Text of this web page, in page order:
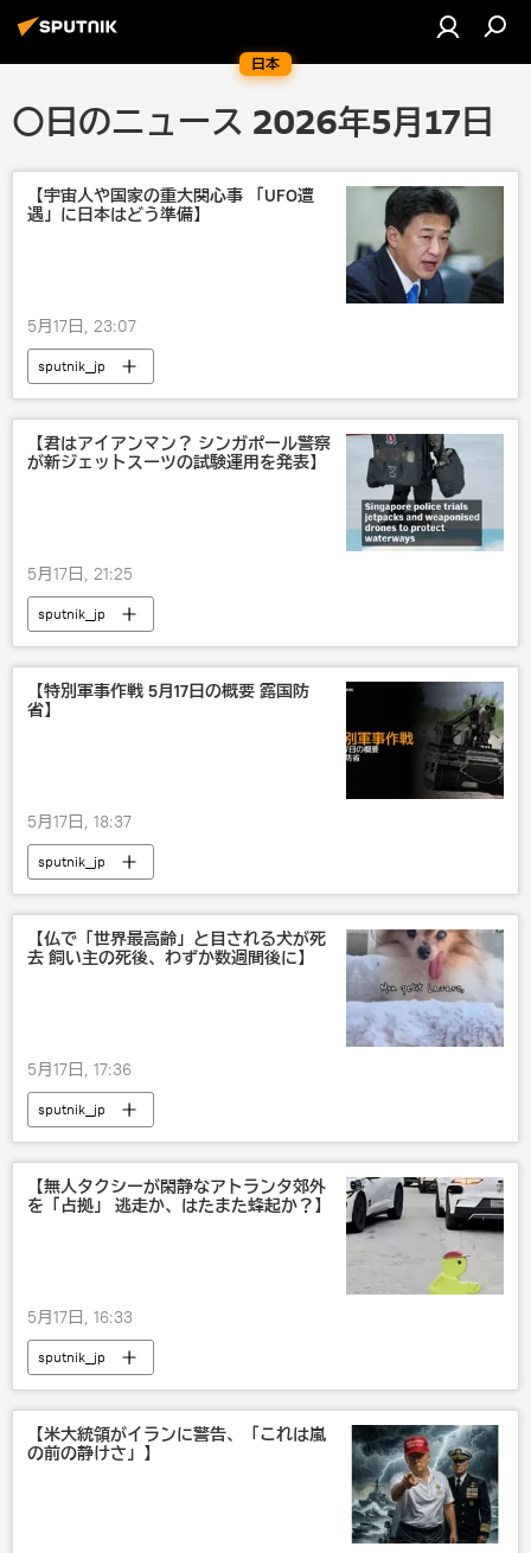
日本
〇日のニュース 2026年5月17日
【宇宙人や国家の重大関心事 「UFO遭
遇」に日本はどう準備】
5月17日, 23:07
sputnik_jp
【君はアイアンマン？ シンガポール警察
が新ジェットスーツの試験運用を発表】
5月17日, 21:25
sputnik_jp
【特別軍事作戦 5月17日の概要 露国防
省】
5月17日, 18:37
sputnik_jp
【仏で「世界最高齢」と目される犬が死
去 飼い主の死後、わずか数週間後に】
5月17日, 17:36
sputnik_jp
【無人タクシーが閑静なアトランタ郊外
を「占拠」 逃走か、はたまた蜂起か？】
5月17日, 16:33
sputnik_jp
【米大統領がイランに警告、「これは嵐
の前の静けさ」】